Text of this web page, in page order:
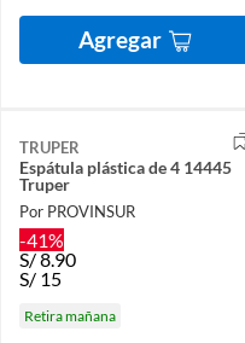
Agregar
TRUPER
Espátula plástica de 4 14445
Truper
Por PROVINSUR
-41%
S/8.90
S/ 15
Retira mañana